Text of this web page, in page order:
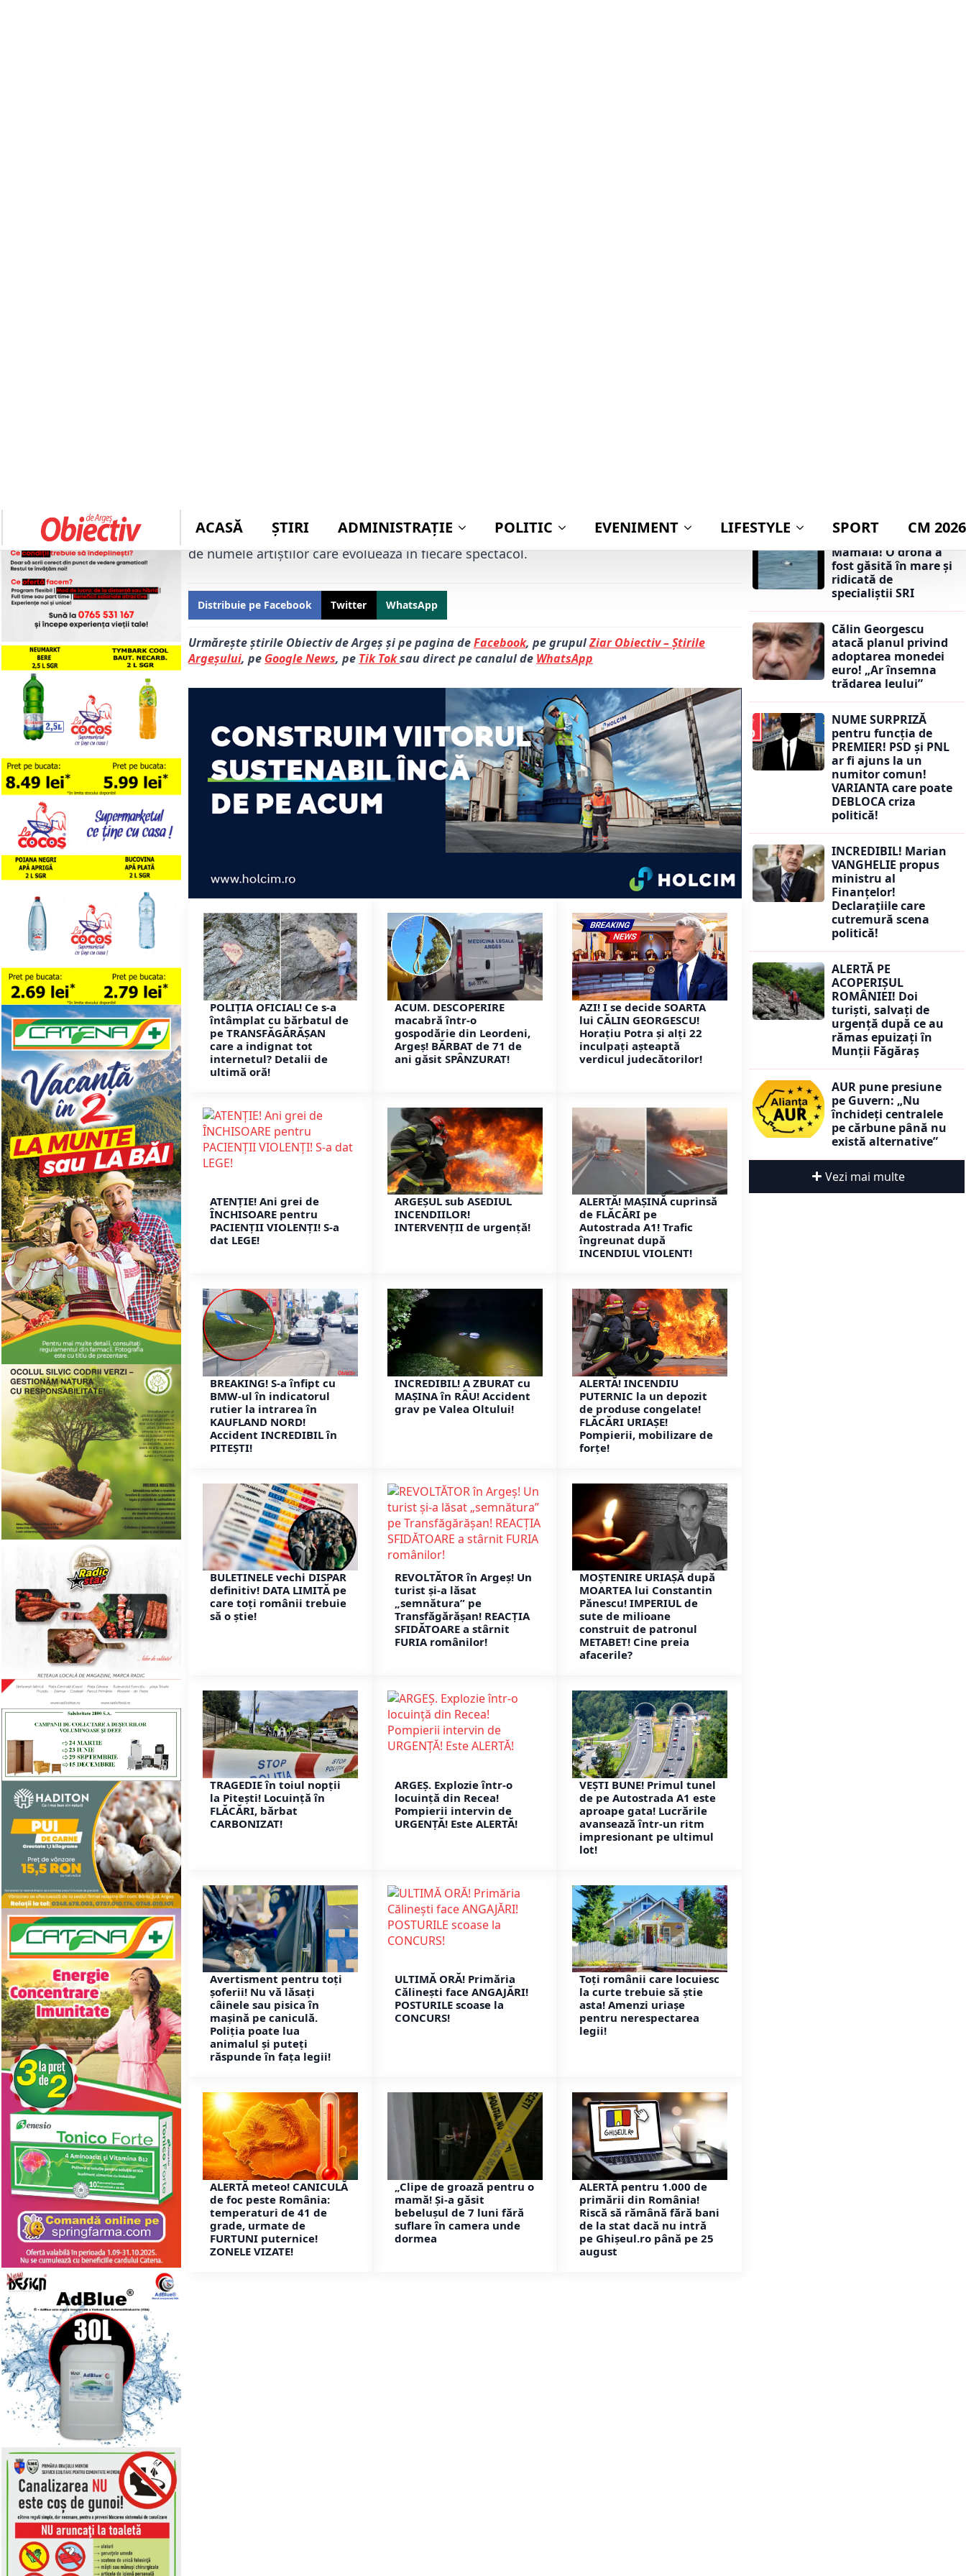
Biletele se pot procura din timp, de la Centrul Cultural Mioveni sau de la Casa de Cultură a
Sindicatelor Dacia. Prețul unui bilet variază între 30 și 50 de lei, în funcție de distribuție și
de numele artiștilor care evoluează în fiecare spectacol.
Distribuie pe Facebook Twitter WhatsApp
Urmărește știrile Obiectiv de Argeș și pe pagina deFacebook, pe grupulZiar Obiectiv – Știrile
Argeșului, pe Google News, pe Tik Toksau direct pe canalul de WhatsApp
POLIȚIA OFICIAL! Ce s-a
întâmplat cu bărbatul de
pe TRANSFĂGĂRĂȘAN
care a indignat tot
internetul? Detalii de
ultimă oră!
ACUM. DESCOPERIRE
macabră într-o
gospodărie din Leordeni,
Argeș! BĂRBAT de 71 de
ani găsit SPÂNZURAT!
AZI! I se decide SOARTA
lui CĂLIN GEORGESCU!
Horațiu Potra și alți 22
inculpați așteaptă
verdicul judecătorilor!
ATENȚIE! Ani grei de
ÎNCHISOARE pentru
PACIENȚII VIOLENȚI! S-a
dat LEGE!
ARGEȘUL sub ASEDIUL
INCENDIILOR!
INTERVENȚII de urgență!
ALERTĂ! MAȘINĂ cuprinsă
de FLĂCĂRI pe
Autostrada A1! Trafic
îngreunat după
INCENDIUL VIOLENT!
BREAKING! S-a înfipt cu
BMW-ul în indicatorul
rutier la intrarea în
KAUFLAND NORD!
Accident INCREDIBIL în
PITEȘTI!
INCREDIBIL! A ZBURAT cu
MAȘINA în RÂU! Accident
grav pe Valea Oltului!
ALERTĂ! INCENDIU
PUTERNIC la un depozit
de produse congelate!
FLĂCĂRI URIAȘE!
Pompierii, mobilizare de
forțe!
BULETINELE vechi DISPAR
definitiv! DATA LIMITĂ pe
care toți românii trebuie
să o știe!
REVOLTĂTOR în Argeș! Un
turist și-a lăsat
„semnătura” pe
Transfăgărășan! REACȚIA
SFIDĂTOARE a stârnit
FURIA românilor!
MOȘTENIRE URIAȘĂ după
MOARTEA lui Constantin
Pănescu! IMPERIUL de
sute de milioane
construit de patronul
METABET! Cine preia
afacerile?
TRAGEDIE în toiul nopții
la Pitești! Locuință în
FLĂCĂRI, bărbat
CARBONIZAT!
ARGEȘ. Explozie într-o
locuință din Recea!
Pompierii intervin de
URGENȚĂ! Este ALERTĂ!
VEȘTI BUNE! Primul tunel
de pe Autostrada A1 este
aproape gata! Lucrările
avansează într-un ritm
impresionant pe ultimul
lot!
Avertisment pentru toți
șoferii! Nu vă lăsați
câinele sau pisica în
mașină pe caniculă.
Poliția poate lua
animalul și puteți
răspunde în fața legii!
ULTIMĂ ORĂ! Primăria
Călinești face ANGAJĂRI!
POSTURILE scoase la
CONCURS!
Toți românii care locuiesc
la curte trebuie să știe
asta! Amenzi uriașe
pentru nerespectarea
legii!
ALERTĂ meteo! CANICULĂ
de foc peste România:
temperaturi de 41 de
grade, urmate de
FURTUNI puternice!
ZONELE VIZATE!
„Clipe de groază pentru o
mamă! Și-a găsit
bebelușul de 7 luni fără
suflare în camera unde
dormea
ALERTĂ pentru 1.000 de
primării din România!
Riscă să rămână fără bani
de la stat dacă nu intră
pe Ghișeul.ro până pe 25
august
Alertă pe o plajă din
Mamaia! O dronă a
fost găsită în mare și
ridicată de
specialiștii SRI
Călin Georgescu
atacă planul privind
adoptarea monedei
euro! „Ar însemna
trădarea leului”
NUME SURPRIZĂ
pentru funcția de
PREMIER! PSD și PNL
ar fi ajuns la un
numitor comun!
VARIANTA care poate
DEBLOCA criza
politică!
INCREDIBIL! Marian
VANGHELIE propus
ministru al
Finanțelor!
Declarațiile care
cutremură scena
politică!
ALERTĂ PE
ACOPERIȘUL
ROMÂNIEI! Doi
turiști, salvați de
urgență după ce au
rămas epuizați în
Munții Făgăraș
AUR pune presiune
pe Guvern: „Nu
închideți centralele
pe cărbune până nu
există alternative”
Vezi mai multe